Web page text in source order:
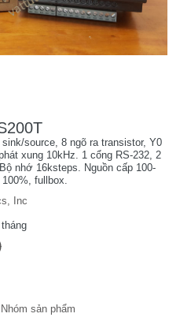
source, 8 ngõ ra transistor, Y0
xung 10kHz. 1 cổng RS-232, 2
nhớ 16ksteps. Nguồn cấp 100-
fullbox.
Inc
Nhóm sản phẩm